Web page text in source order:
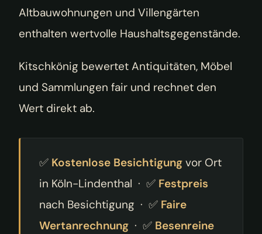
Altbauwohnungen und Villengärten
enthalten wertvolle Haushaltsgegenstände.
Kitschkönig bewertet Antiquitäten, Möbel
und Sammlungen fair und rechnet den
Wert direkt ab.
✅ Kostenlose Besichtigung vor Ort
in Köln-Lindenthal · ✅ Festpreis
nach Besichtigung · ✅ Faire
Wertanrechnung · ✅ Besenreine